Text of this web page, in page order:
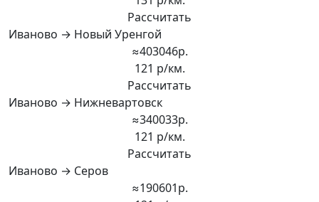
Рассчитать
Иваново → Новый Уренгой
≈403046р.
121 р/км.
Рассчитать
Иваново → Нижневартовск
≈340033р.
121 р/км.
Рассчитать
Иваново → Серов
≈190601р.